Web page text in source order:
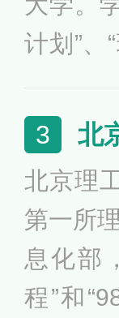
计划”、
大学联
国高层
为“红色
3 北
北京理
第一所
息化部
程”和